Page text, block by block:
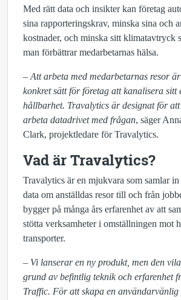
Med rätt data och insikter kan företag
sina rapporteringskrav, minska sina och
kostnader, och minska sitt klimatavtryck
man förbättrar medarbetarnas hälsa.
– Att arbeta med medarbetarnas resor
konkret sätt för företag att kanalisera sitt
hållbarhet. Travalytics är designat för
arbeta datadrivet med frågan, säger
Clark, projektledare för Travalytics.
Vad är Travalytics?
Travalytics är en mjukvara som samlar
data om anställdas resor till och från
bygger på många års erfarenhet av att
stötta verksamheter i omställningen mot
transporter.
– Vi lanserar en ny produkt, men den
grund av befintlig teknik och erfarenhet
Traffic. För att skapa en användarvänlig